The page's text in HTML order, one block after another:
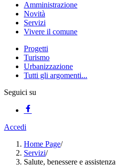
Amministrazione
Novità
Servizi
Vivere il comune
Progetti
Turismo
Urbanizzazione
Tutti gli argomenti...
Seguici su
Accedi
Home Page/
Servizi/
Salute, benessere e assistenza